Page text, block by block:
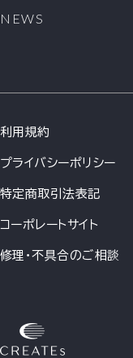
く第三者に対して開
員情報その他のお
(2)当社の権利、利
2. 会員情報につきま
を、会員へのサービ
ビスの利用促進、
営の確保を図る目
とができるものとしま
による情報提供(広
提供につきましては
はできません。
NEWS
利用規約
プライバシーポリシー
特定商取引法表記
コーポレートサイト
修理・不具合のご相談